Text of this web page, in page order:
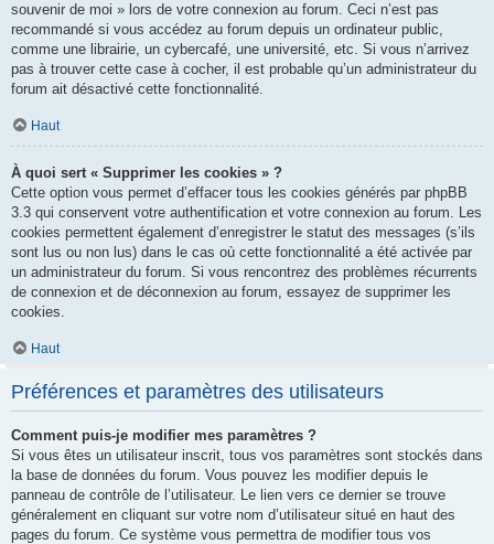
souvenir de moi » lors de votre connexion au forum. Ceci n’est pas
recommandé si vous accédez au forum depuis un ordinateur public,
comme une librairie, un cybercafé, une université, etc. Si vous n’arrivez
pas à trouver cette case à cocher, il est probable qu’un administrateur du
forum ait désactivé cette fonctionnalité.
Haut
À quoi sert « Supprimer les cookies » ?
Cette option vous permet d’effacer tous les cookies générés par phpBB
3.3 qui conservent votre authentification et votre connexion au forum. Les
cookies permettent également d’enregistrer le statut des messages (s’ils
sont lus ou non lus) dans le cas où cette fonctionnalité a été activée par
un administrateur du forum. Si vous rencontrez des problèmes récurrents
de connexion et de déconnexion au forum, essayez de supprimer les
cookies.
Haut
Préférences et paramètres des utilisateurs
Comment puis-je modifier mes paramètres ?
Si vous êtes un utilisateur inscrit, tous vos paramètres sont stockés dans
la base de données du forum. Vous pouvez les modifier depuis le
panneau de contrôle de l’utilisateur. Le lien vers ce dernier se trouve
généralement en cliquant sur votre nom d’utilisateur situé en haut des
pages du forum. Ce système vous permettra de modifier tous vos